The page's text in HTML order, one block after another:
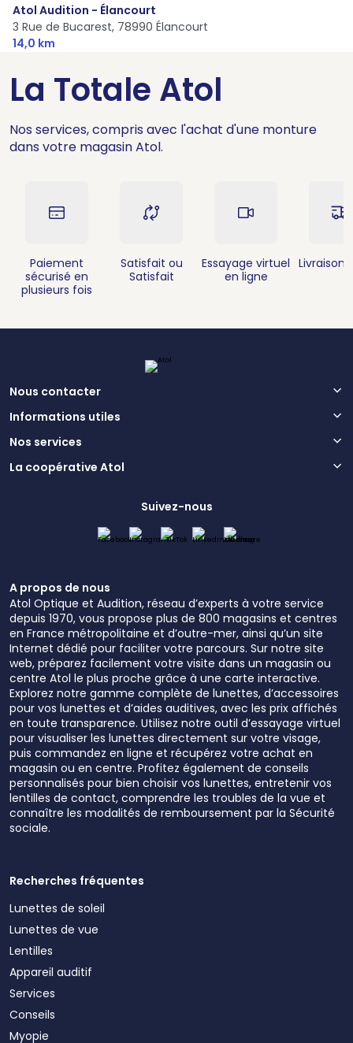
Atol Audition - Élancourt
3 Rue de Bucarest, 78990 Élancourt
14,0 km
La Totale Atol
Nos services, compris avec l'achat d'une monture
dans votre magasin Atol.
Paiement
sécurisé en
plusieurs fois
Satisfait ou
Satisfait
Essayage virtuel
en ligne
Livraison
Nous contacter
Informations utiles
Nos services
La coopérative Atol
Suivez-nous
A propos de nous
Atol Optique et Audition, réseau d’experts à votre service
depuis 1970, vous propose plus de 800 magasins et centres
en France métropolitaine et d’outre-mer, ainsi qu’un site
Internet dédié pour faciliter votre parcours. Sur notre site
web, préparez facilement votre visite dans un magasin ou
centre Atol le plus proche grâce à une carte interactive.
Explorez notre gamme complète de lunettes, d’accessoires
pour vos lunettes et d’aides auditives, avec les prix affichés
en toute transparence. Utilisez notre outil d’essayage virtuel
pour visualiser les lunettes directement sur votre visage,
puis commandez en ligne et récupérez votre achat en
magasin ou en centre. Profitez également de conseils
personnalisés pour bien choisir vos lunettes, entretenir vos
lentilles de contact, comprendre les troubles de la vue et
connaître les modalités de remboursement par la Sécurité
sociale.
Recherches fréquentes
Lunettes de soleil
Lunettes de vue
Lentilles
Appareil auditif
Services
Conseils
Myopie